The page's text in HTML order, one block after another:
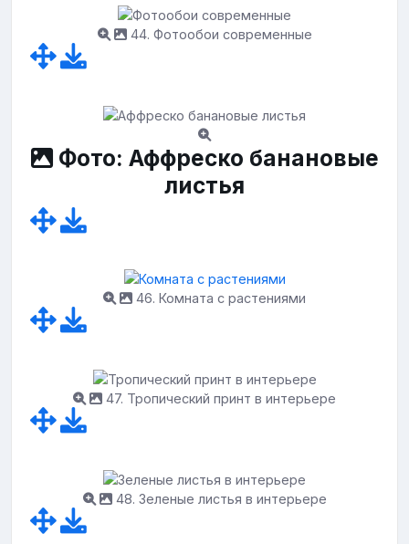
44. Фотообои современные
Фото: Аффреско банановые
листья
46. Комната с растениями
47. Тропический принт в интерьере
48. Зеленые листья в интерьере